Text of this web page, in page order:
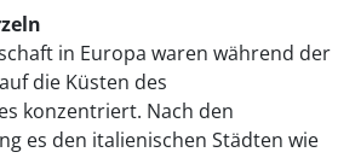
in Europa waren während der
die Küsten des
konzentriert. Nach den
es den italienischen Städten wie